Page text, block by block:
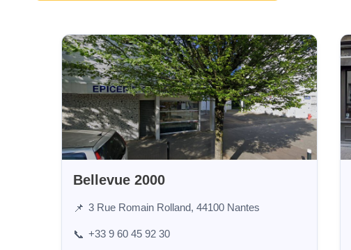
Bellevue 2000
📌 3 Rue Romain Rolland, 44100 Nantes
📞 +33 9 60 45 92 30